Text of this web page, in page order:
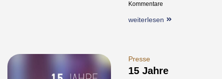
Kommentare
weiterlesen
Presse
15 Jahre